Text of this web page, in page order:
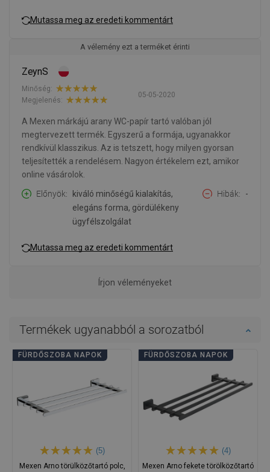
Mutassa meg az eredeti kommentárt
A vélemény ezt a terméket érinti
ZeynS
05-05-2020
Minőség:
Megjelenés:
A Mexen márkájú arany WC-papír tartó valóban jól
megtervezett termék. Egyszerű a formája, ugyanakkor
rendkívül klasszikus. Az is tetszett, hogy milyen gyorsan
teljesítették a rendelésem. Nagyon értékelem ezt, amikor
online vásárolok.
Előnyök
kiváló minőségű kialakítás,
elegáns forma, gördülékeny
ügyfélszolgálat
Hibák -
Mutassa meg az eredeti kommentárt
Írjon véleményeket
Termékek ugyanabból a sorozatból
FÜRDŐSZOBA NAPOK
(5)
Mexen Arno törülközőtartó polc,
FÜRDŐSZOBA NAPOK
(4)
Mexen Arno fekete törölközőtartó